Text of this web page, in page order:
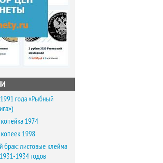
года «Рыбный
1974
1998
брак: листовые клейма
1934 годов